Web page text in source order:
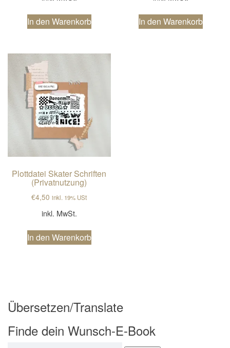
In den Warenkorb In den Warenkorb
Plottdatei Skater Schriften
(Privatnutzung)
€4,50 inkl. 19% USt
inkl. MwSt.
In den Warenkorb
Übersetzen/Translate
Finde dein Wunsch-E-Book